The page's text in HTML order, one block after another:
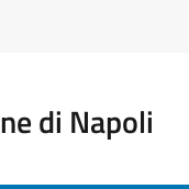
di Napoli